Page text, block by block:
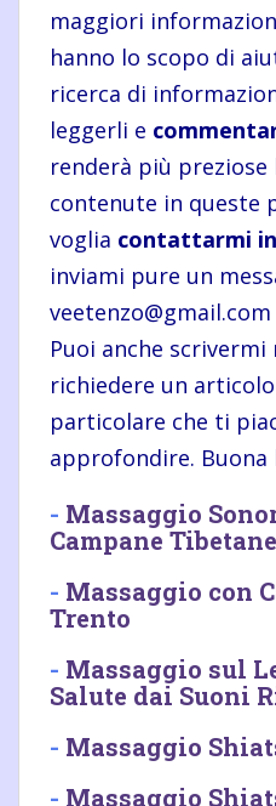
maggiori
hanno lo scopo di
ricerca di
leggerli e
renderà più
contenute in queste
voglia contattarmi
inviami pure un
Puoi anche
richiedere un
particolare che ti
approfondire.
- Massaggio
Campane Tibetane
- Massaggio con
Trento
- Massaggio sul
Salute dai Suoni
- Massaggio
- Massaggio